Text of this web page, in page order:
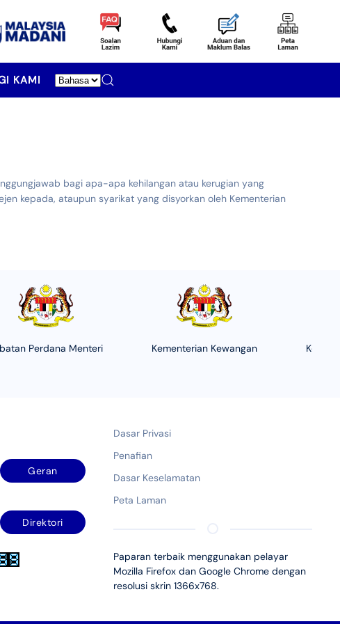
KAMI
bagi apa-apa kehilangan atau kerugian yang
kepada, ataupun syarikat yang disyorkan oleh Kementerian
Perdana Menteri Kementerian Kewangan
Geran
Direktori
Dasar Privasi
Penafian
Dasar Keselamatan
Peta Laman
Paparan terbaik menggunakan pelayar
Mozilla Firefox dan Google Chrome dengan
resolusi skrin 1366x768.